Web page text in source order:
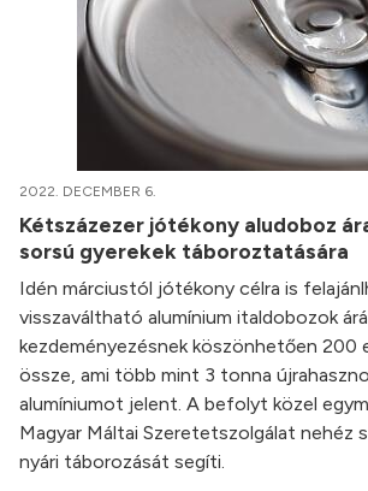
2022. DECEMBER 6.
Kétszázezer jótékony aludoboz
sorsú gyerekek táboroztatására
Idén márciustól jótékony célra is
visszaváltható alumínium italdobozok
kezdeményezésnek köszönhetően 200
össze, ami több mint 3 tonna
alumíniumot jelent. A befolyt közel
Magyar Máltai Szeretetszolgálat nehéz
nyári táborozását segíti.